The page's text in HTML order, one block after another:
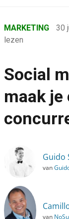
›
Marketing
›
Social media
MARKETING 30
lezen
Social
maak je
Guido
van
van